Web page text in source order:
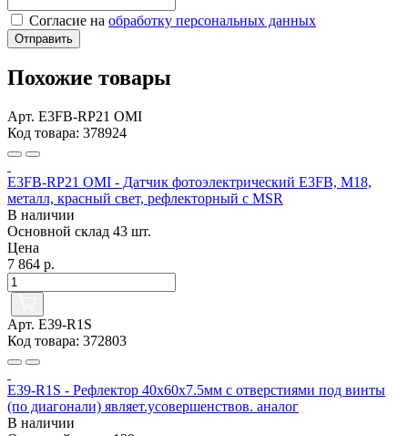
Согласие на обработку персональных данных
Отправить
Похожие товары
Арт. E3FB-RP21 OMI
Код товара: 378924
E3FB-RP21 OMI - Датчик фотоэлектрический E3FB, M18,
металл, красный свет, рефлекторный с MSR
В наличии
Основной склад 43 шт.
Цена
7 864 р.
Арт. E39-R1S
Код товара: 372803
E39-R1S - Рефлектор 40x60x7.5мм с отверстиями под винты
(по диагонали) являет.усовершенствов. аналог
В наличии